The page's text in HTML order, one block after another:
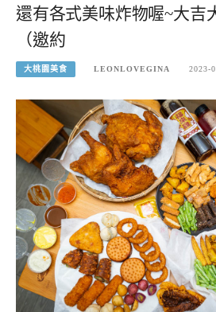
還有各式美味炸物喔~大吉
（邀約
大桃園美食 LEONLOVEGINA 2023-